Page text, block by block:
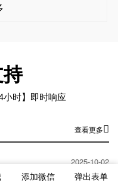
小时】即时响应
查看更多
2025-10-02
添加微信 弹出表单